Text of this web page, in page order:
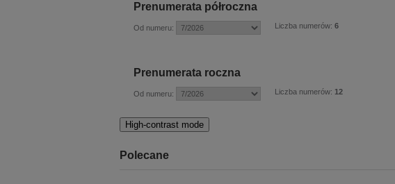
Prenumerata półroczna
Od numeru: Liczba numerów: 6
Prenumerata roczna
Od numeru: Liczba numerów: 12
High-contrast mode
Polecane